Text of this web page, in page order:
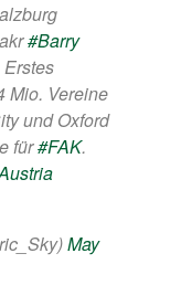
#Barry
Mio. Vereine
und Oxford
für#FAK.
May